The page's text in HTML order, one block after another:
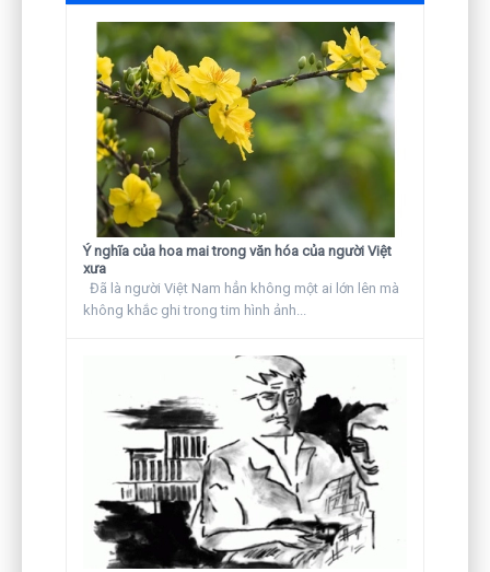
Ý nghĩa của hoa mai trong văn hóa của người Việt
xưa
Đã là người Việt Nam hẳn không một ai lớn lên mà
không khắc ghi trong tim hình ảnh...